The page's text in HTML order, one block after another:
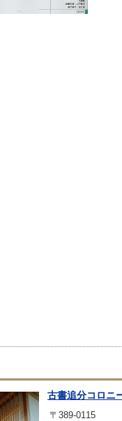
古書追分コロニ
〒389-0115